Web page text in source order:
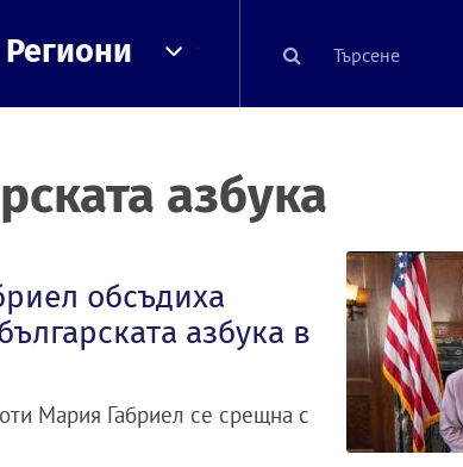
Региони
азбука
обсъдиха
азбука в
Мария Габриел се срещна с